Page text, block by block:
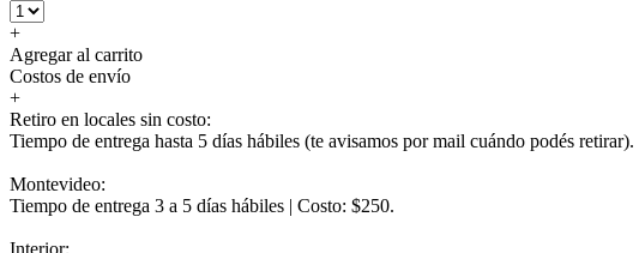
+
Agregar al carrito
Costos de envío
+
Retiro en locales sin costo:
Tiempo de entrega hasta 5 días hábiles (te avisamos por mail cuándo podés retirar).
Montevideo:
Tiempo de entrega 3 a 5 días hábiles | Costo: $250.
Interior: